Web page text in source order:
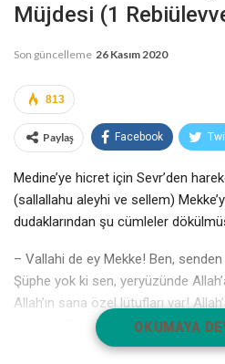
Müjdesi (1
Son güncelleme 26 Kasım 2020
813
Paylaş Facebook
Medine’ye hicret için Sevr’den
(sallallahu aleyhi ve sellem)
dudaklarından şu cümleler
– Vallahi de ey Mekke! Ben,
Şüphe yok ki sen, yeryüzünde
Allah’ın sana özel lütufları var!
buradan Beni çıkarmaya
adım atmazdım!
OKUMAYA